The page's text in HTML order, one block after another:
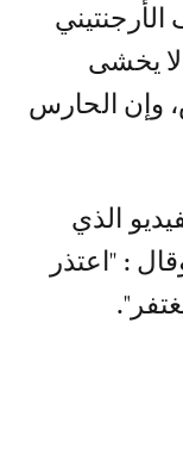
لا يخشى
وإن الحارس
الذي
: ''اعتذر